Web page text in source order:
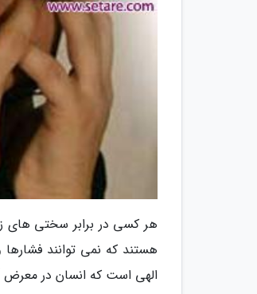
هر کسی در برابر سختی های
هستند که نمی توانند
الهی است که انسان در معرض